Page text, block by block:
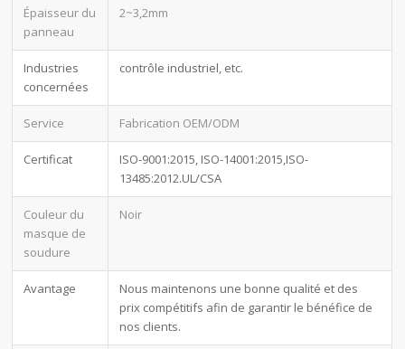
Épaisseur du
panneau
2~3,2mm
Industries
concernées
contrôle industriel, etc.
Service Fabrication OEM/ODM
Certificat
ISO-9001:2015, ISO-14001:2015,ISO-
13485:2012.UL/CSA
Couleur du
masque de
soudure
Noir
Avantage
Nous maintenons une bonne qualité et des
prix compétitifs afin de garantir le bénéfice de
nos clients.